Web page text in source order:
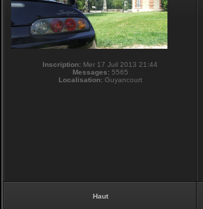
Inscription: Mer 17 Juil 2013 21:44
Messages:5565
Localisation:Guyancourt
Haut